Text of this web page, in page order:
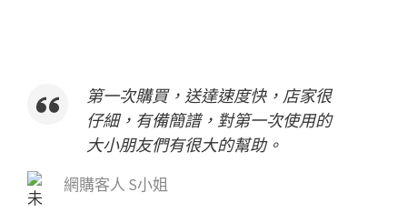
賣家出貨速度很快，品質佳使用順
手、沒有異味。
網購客人 Y小姐